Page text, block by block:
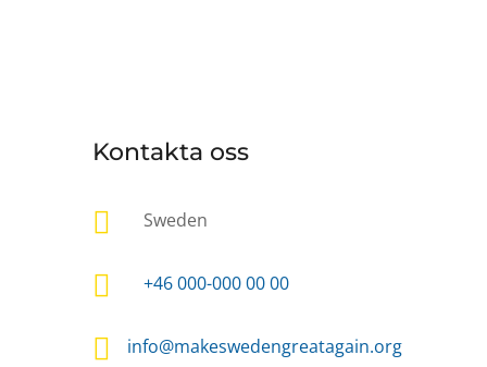
Kontakta oss
 Sweden
 +46 000-000 00 00
 info@makeswedengreatagain.org